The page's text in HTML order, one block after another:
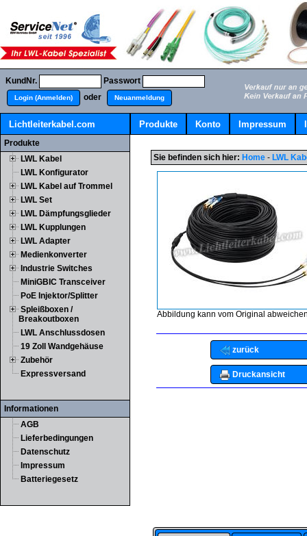
KundNr. Passwort
Login (Anmelden) oder Neuanmeldung
Lichtleiterkabel.com Produkte Konto Impressum
Produkte
LWL Kabel
LWL Konfigurator
LWL Kabel auf Trommel
LWL Set
LWL Dämpfungsglieder
LWL Kupplungen
LWL Adapter
Medienkonverter
Industrie Switches
MiniGBIC Transceiver
PoE Injektor/Splitter
Spleißboxen /
Breakoutboxen
LWL Anschlussdosen
19 Zoll Wandgehäuse
Zubehör
Expressversand
Informationen
AGB
Lieferbedingungen
Datenschutz
Impressum
Batteriegesetz
Sie befinden sich hier: Home - LWL
Abbildung kann vom Original
zurück
Druckansicht